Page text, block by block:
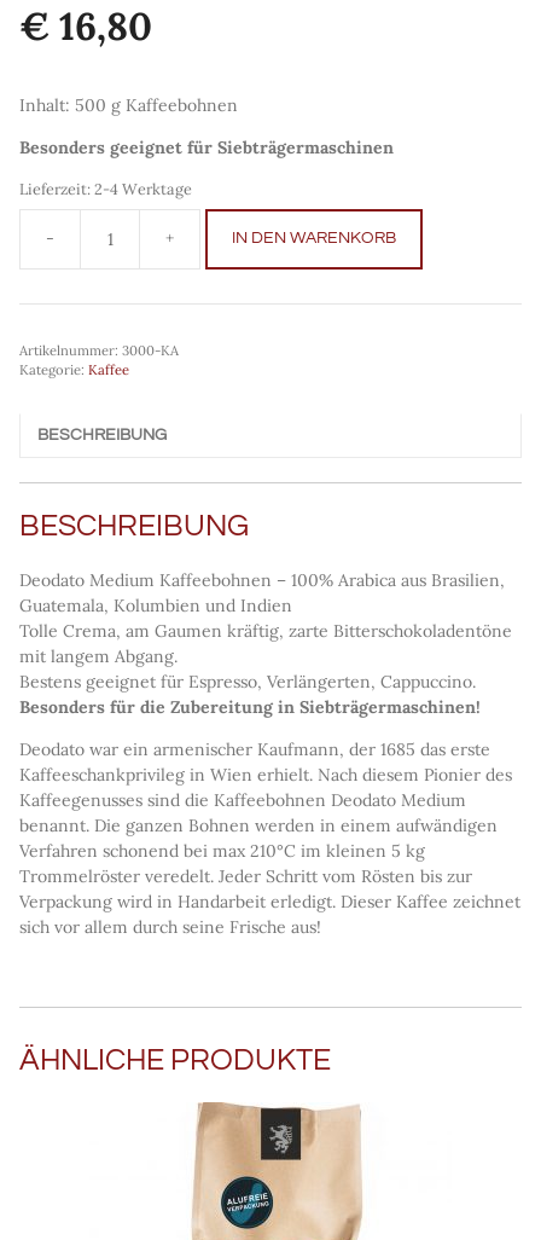
€ 16,80
Inhalt: 500 g Kaffeebohnen
Besonders geeignet für Siebträgermaschinen
Lieferzeit:2-4 Werktage
Deodato
Medium
Kaffeebohnen
IN DEN WARENKORB
Artikelnummer: 3000-KA
Kategorie: Kaffee
BESCHREIBUNG
BESCHREIBUNG
Deodato Medium Kaffeebohnen – 100% Arabica aus Brasilien,
Guatemala, Kolumbien und Indien
Tolle Crema, am Gaumen kräftig, zarte Bitterschokoladentöne
mit langem Abgang.
Bestens geeignet für Espresso, Verlängerten, Cappuccino.
Besonders für die Zubereitung in Siebträgermaschinen!
Deodato war ein armenischer Kaufmann, der 1685 das erste
Kaffeeschankprivileg in Wien erhielt. Nach diesem Pionier des
Kaffeegenusses sind die Kaffeebohnen Deodato Medium
benannt. Die ganzen Bohnen werden in einem aufwändigen
Verfahren schonend bei max 210°C im kleinen 5 kg
Trommelröster veredelt. Jeder Schritt vom Rösten bis zur
Verpackung wird in Handarbeit erledigt. Dieser Kaffee zeichnet
sich vor allem durch seine Frische aus!
ÄHNLICHE PRODUKTE